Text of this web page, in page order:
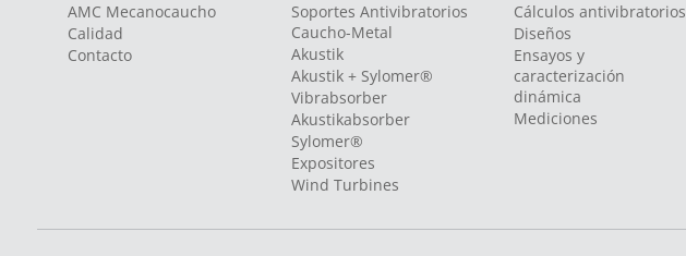
AMC Mecanocaucho
Calidad
Contacto
Soportes Antivibratorios
Caucho-Metal
Akustik
Akustik + Sylomer®
Vibrabsorber
Akustikabsorber
Sylomer®
Expositores
Wind Turbines
Cálculos antivibratorios
Diseños
Ensayos y
caracterización
dinámica
Mediciones